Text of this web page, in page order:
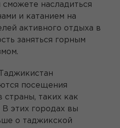
насладиться
и катанием на
активного отдыха в
заняться горным
посещения
таких как
этих городах вы
о таджикской